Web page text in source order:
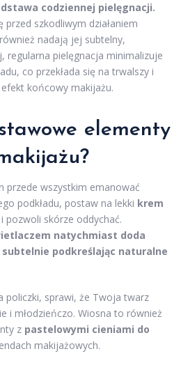
codziennej pielęgnacji.
szkodliwym działaniem
nadają jej subtelny,
regularna pielęgnacja minimalizuje
co przekłada się na trwalszy i
końcowy makijażu.
elementy
przede wszystkim emanować
podkładu, postaw na lekki krem
skórze oddychać.
natychmiast doda
podkreślając naturalne
policzki, sprawi, że Twoja twarz
i młodzieńczo. Wiosna to również
z pastelowymi cieniami do
makijażowych.